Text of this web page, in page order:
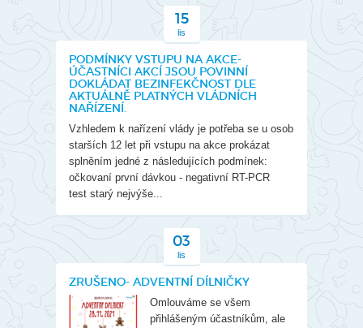
15
lis
PODMÍNKY VSTUPU NA AKCE-
ÚČASTNÍCI AKCÍ JSOU POVINNÍ
DOKLÁDAT BEZINFEKČNOST DLE
AKTUÁLNĚ PLATNÝCH VLÁDNÍCH
NAŘÍZENÍ.
Vzhledem k nařízení vlády je potřeba se u osob
starších 12 let při vstupu na akce prokázat
splněním jedné z následujících podmínek:
očkovaní první dávkou - negativní RT-PCR
test starý nejvýše...
03
lis
ZRUŠENO- ADVENTNÍ DÍLNIČKY
Omlouváme se všem
přihlášeným účastníkům, ale